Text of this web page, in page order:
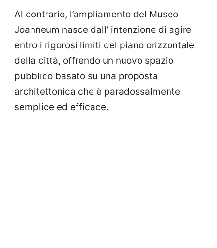
Al contrario, l’ampliamento del Museo
Joanneum nasce dall’ intenzione di agire
entro i rigorosi limiti del piano orizzontale
della città, offrendo un nuovo spazio
pubblico basato su una proposta
architettonica che è paradossalmente
semplice ed efficace.